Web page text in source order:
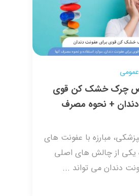
5 قرص چرک خشک کن قوی
+ نحوه مصرف
مبارزه با عفونت های
یکی از چالش های اصلی
دندان می تواند ...